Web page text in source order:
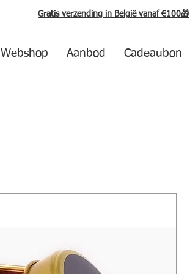
Webshop Aanbod Cadeaubon
Gratis verzending in België vanaf €100🎁